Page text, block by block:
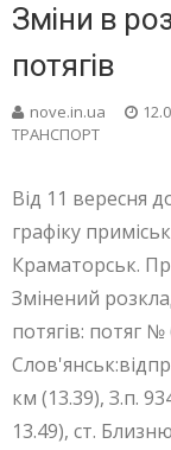
Зміни в
потягів
nove.in.ua
ТРАНСПОРТ
Від 11 вересня
графіку
Краматорськ.
Змінений
потягів: потяг
км (13.39), З.п.
13.49), ст.